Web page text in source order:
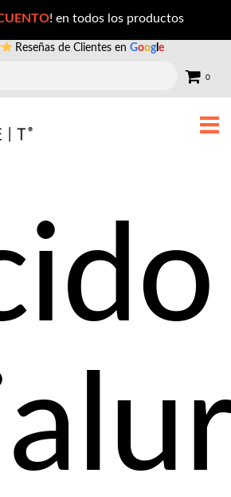
! en todos los productos
Reseñas de Clientes en Google
0